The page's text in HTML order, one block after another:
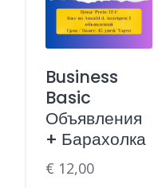
Business
Basic
Объявления
+ Барахолка
€ 12,00